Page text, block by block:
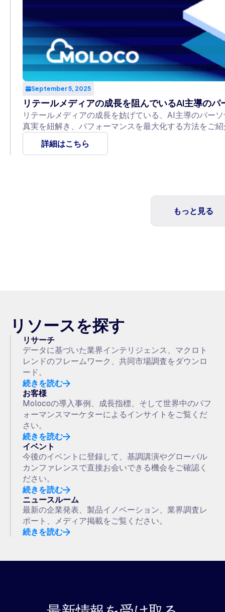
September 5, 2025
リテールメディアの成長を阻んでいるAI主導の
リテールメディアの成長を妨げている、AI主導のパー
真実を紐解き、パフォーマンスを最大化する方法をご
詳細はこちら
もっと見る
リソースを探す
リサーチ
データに基づいた業界インテリジェンス、マクロト
レンドのフレームワーク、共同市場調査をダウンロ
ード。
続きを読む
お客様
Molocoの導入事例、成長指標、そして世界中のパフ
ォーマンスマーケターによるインサイトをご覧くだ
さい。
続きを読む
イベント
今後のイベントに登録して、基調講演やグローバル
カンファレンスで直接お会いできる機会をご確認く
ださい。
続きを読む
ニュースルーム
最新の企業発表、製品イノベーション、業界調査レ
ポート、メディア掲載をご覧ください。
続きを読む